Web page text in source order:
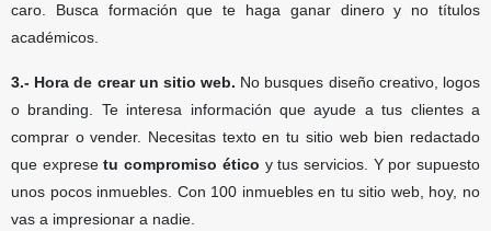
caro. Busca formación que te haga ganar dinero y no títulos
académicos.
3.- Hora de crear un sitio web. No busques diseño creativo, logos
o branding. Te interesa información que ayude a tus clientes a
comprar o vender. Necesitas texto en tu sitio web bien redactado
que expresetu compromiso ético y tus servicios. Y por supuesto
unos pocos inmuebles. Con 100 inmuebles en tu sitio web, hoy, no
vas a impresionar a nadie.